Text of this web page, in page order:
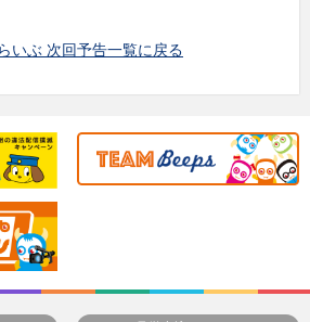
いぶ 次回予告一覧に戻る